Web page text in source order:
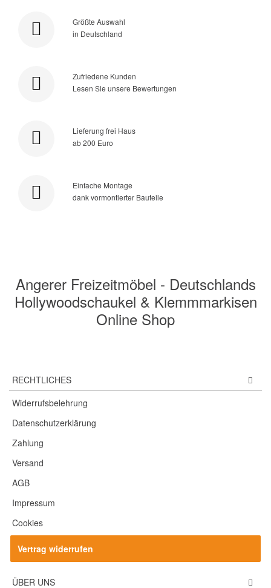
Größte Auswahl
in Deutschland
Zufriedene Kunden
Lesen Sie unsere Bewertungen
Lieferung frei Haus
ab 200 Euro
Einfache Montage
dank vormontierter Bauteile
Angerer Freizeitmöbel - Deutschlands
Hollywoodschaukel & Klemmmarkisen
Online Shop
RECHTLICHES
Widerrufsbelehrung
Datenschutzerklärung
Zahlung
Versand
AGB
Impressum
Cookies
Vertrag widerrufen
ÜBER UNS